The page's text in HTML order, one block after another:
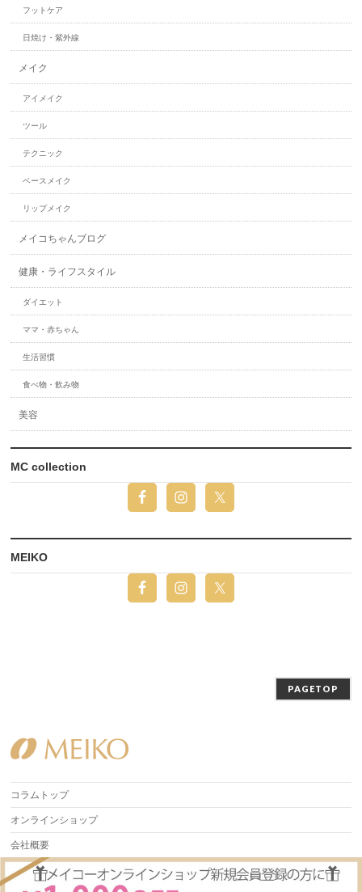
フットケア
日焼け・紫外線
メイク
アイメイク
ツール
テクニック
ベースメイク
リップメイク
メイコちゃんブログ
健康・ライフスタイル
ダイエット
ママ・赤ちゃん
生活習慣
食べ物・飲み物
美容
MC collection
MEIKO
PAGETOP
コラムトップ
オンラインショップ
会社概要